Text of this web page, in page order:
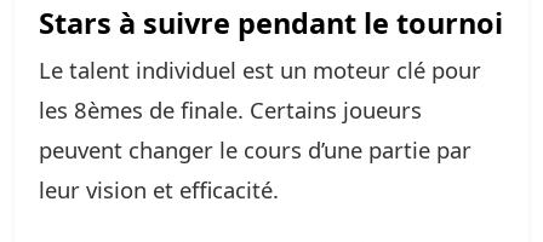
Stars à suivre pendant le tournoi
Le talent individuel est un moteur clé pour
les 8èmes de finale. Certains joueurs
peuvent changer le cours d’une partie par
leur vision et efficacité.